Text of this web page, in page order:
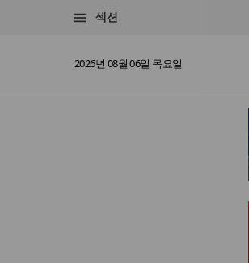
섹션
2026년 08월 06일 목요일